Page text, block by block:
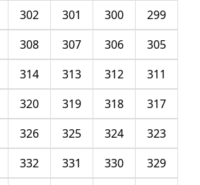
299
300
301
302
305
306
307
308
311
312
313
314
317
318
319
320
323
324
325
326
329
330
331
332